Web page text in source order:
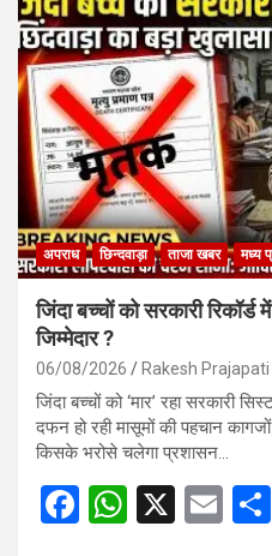
अपराध छिन्दवाड़ा ताजा खबर मध्य
जिंदा बच्चों को सरकारी रिकॉर्ड
जिम्मेदार ?
06/08/2026 Rakesh Prajapati
जिंदा बच्चों को ‘मार’ रहा सरकारी
दफन हो रही मासूमों की पहचान
किसके भरोसे चलेगा प्रशासन…
F
W X
E